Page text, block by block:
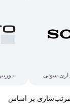
سونی
بر اساس